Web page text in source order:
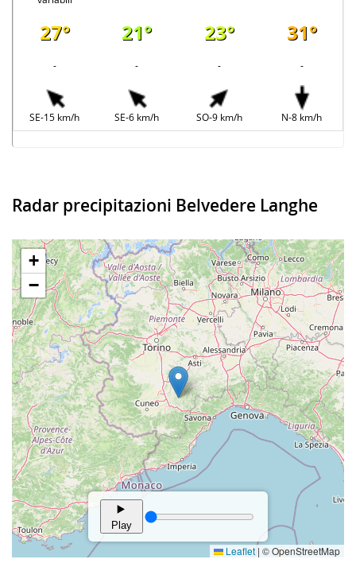
27° 21° 23° 31°
- - - -
SE-15 km/h SE-6 km/h SO-9 km/h N-8 km/h
Radar precipitazioni Belvedere Langhe